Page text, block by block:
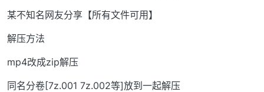
某不知名网友分享【所有文件可用】
解压方法
mp4改成zip解压
同名分卷[7z.001 7z.002等]放到一起解压